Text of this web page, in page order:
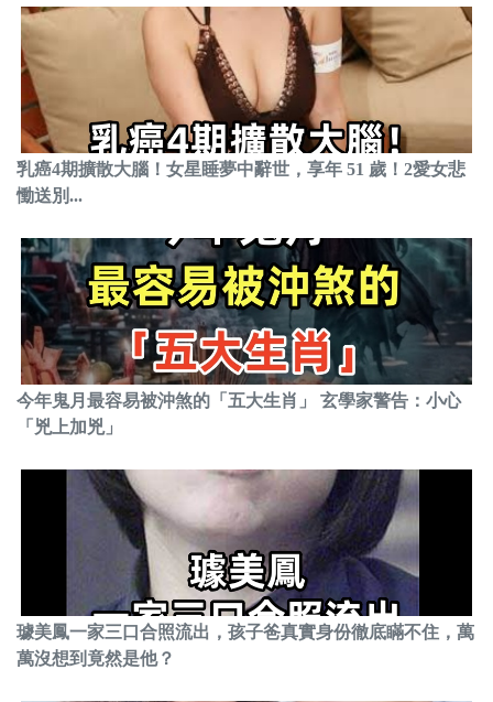
乳癌4期擴散大腦！女星睡夢中辭世，享年 51 歲！2愛女悲
慟送別...
今年鬼月最容易被沖煞的「五大生肖」 玄學家警告：小心
「兇上加兇」
璩美鳳一家三口合照流出，孩子爸真實身份徹底瞞不住，萬
萬沒想到竟然是他？